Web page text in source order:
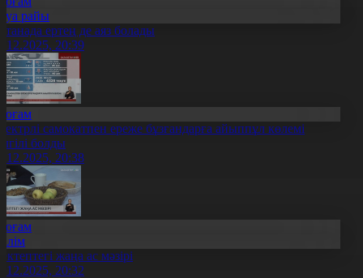
райы
ертең де аяз болады
20:39
самокатпен ереже бұзғандарға айыппұл көлемі
болды
20:38
жаңа ас мәзірі
20:32